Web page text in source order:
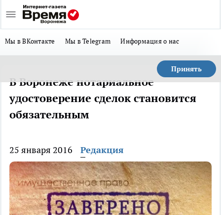
Мы в ВКонтакте Мы в Telegram Информация о нас
Принять
В Воронеже нотариальное
удостоверение сделок становится
обязательным
25 января 2016 Редакция